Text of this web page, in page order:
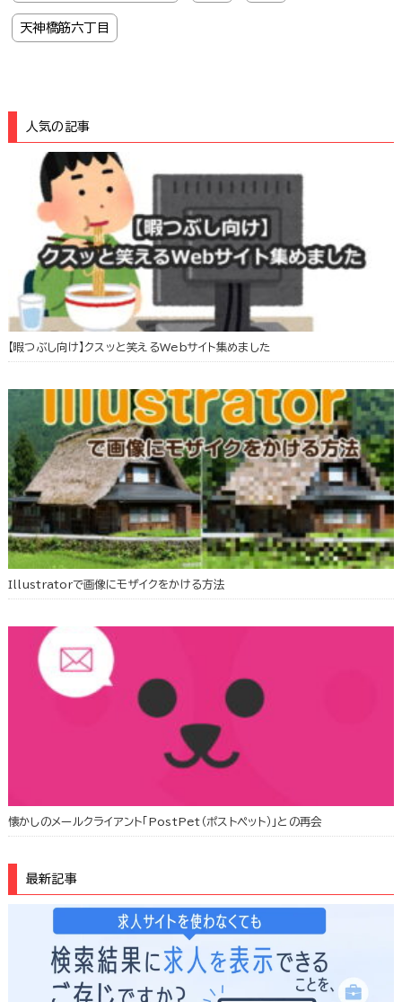
天神橋筋六丁目
人気の記事
【暇つぶし向け】クスッと笑えるWebサイト集めました
Illustratorで画像にモザイクをかける方法
懐かしのメールクライアント「PostPet（ポストペット）」との再会
最新記事